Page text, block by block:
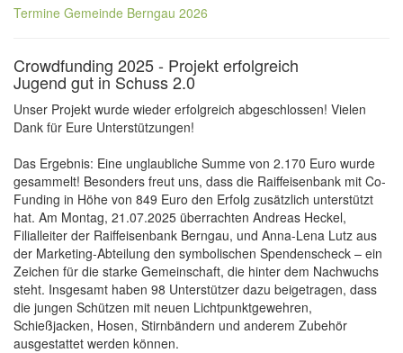
Termine Gemeinde Berngau 2026
Crowdfunding 2025 - Projekt erfolgreich
Jugend gut in Schuss 2.0
Unser Projekt wurde wieder erfolgreich abgeschlossen! Vielen
Dank für Eure Unterstützungen!
Das Ergebnis: Eine unglaubliche Summe von 2.170 Euro wurde
gesammelt! Besonders freut uns, dass die Raiffeisenbank mit Co-
Funding in Höhe von 849 Euro den Erfolg zusätzlich unterstützt
hat. Am Montag, 21.07.2025 überrachten Andreas Heckel,
Filialleiter der Raiffeisenbank Berngau, und Anna-Lena Lutz aus
der Marketing-Abteilung den symbolischen Spendenscheck – ein
Zeichen für die starke Gemeinschaft, die hinter dem Nachwuchs
steht. Insgesamt haben 98 Unterstützer dazu beigetragen, dass
die jungen Schützen mit neuen Lichtpunktgewehren,
Schießjacken, Hosen, Stirnbändern und anderem Zubehör
ausgestattet werden können.